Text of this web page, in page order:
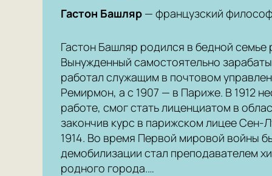
Гастон Башляр — французский
Гастон Башляр родился в бедной семье
Вынужденный самостоятельно
работал служащим в почтовом
Ремирмон, а с 1907 — в Париже. В 1912
работе, смог стать лиценциатом в
закончив курс в парижском лицее Сен-
1914. Во время Первой мировой войны
демобилизации стал преподавателем
родного города.…